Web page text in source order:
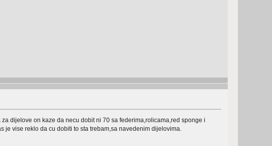
dijelove on kaze da necu dobit ni 70 sa federima,rolicama,red sponge i
vise reklo da cu dobiti to sta trebam,sa navedenim dijelovima.